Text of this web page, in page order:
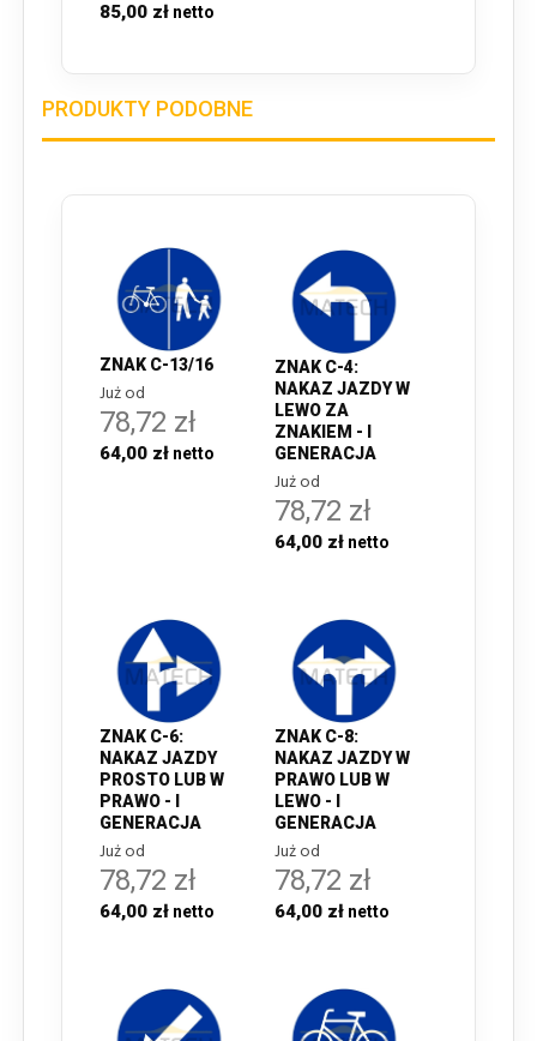
85,00 zł
PRODUKTY PODOBNE
ZNAK C-13/16
Już od
78,72 zł
64,00 zł
ZNAK C-4:
NAKAZ JAZDY W
LEWO ZA
ZNAKIEM - I
GENERACJA
Już od
78,72 zł
64,00 zł
ZNAK C-6:
NAKAZ JAZDY
PROSTO LUB W
PRAWO - I
GENERACJA
Już od
78,72 zł
64,00 zł
ZNAK C-8:
NAKAZ JAZDY W
PRAWO LUB W
LEWO - I
GENERACJA
Już od
78,72 zł
64,00 zł